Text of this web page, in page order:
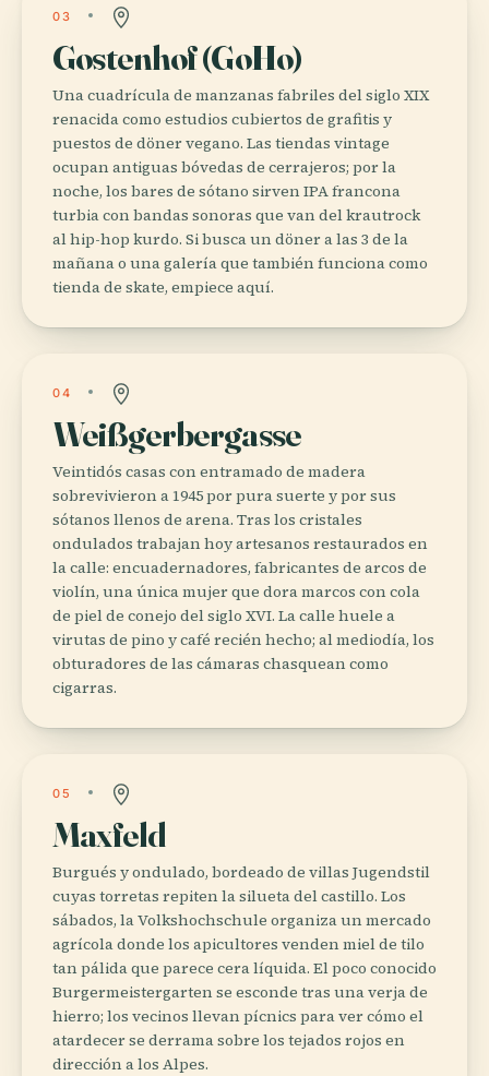
03
Gostenhof (GoHo)
Una cuadrícula de manzanas fabriles del siglo XIX
renacida como estudios cubiertos de grafitis y
puestos de döner vegano. Las tiendas vintage
ocupan antiguas bóvedas de cerrajeros; por la
noche, los bares de sótano sirven IPA francona
turbia con bandas sonoras que van del krautrock
al hip-hop kurdo. Si busca un döner a las 3 de la
mañana o una galería que también funciona como
tienda de skate, empiece aquí.
04
Weißgerbergasse
Veintidós casas con entramado de madera
sobrevivieron a 1945 por pura suerte y por sus
sótanos llenos de arena. Tras los cristales
ondulados trabajan hoy artesanos restaurados en
la calle: encuadernadores, fabricantes de arcos de
violín, una única mujer que dora marcos con cola
de piel de conejo del siglo XVI. La calle huele a
virutas de pino y café recién hecho; al mediodía, los
obturadores de las cámaras chasquean como
cigarras.
05
Maxfeld
Burgués y ondulado, bordeado de villas Jugendstil
cuyas torretas repiten la silueta del castillo. Los
sábados, la Volkshochschule organiza un mercado
agrícola donde los apicultores venden miel de tilo
tan pálida que parece cera líquida. El poco conocido
Burgermeistergarten se esconde tras una verja de
hierro; los vecinos llevan pícnics para ver cómo el
atardecer se derrama sobre los tejados rojos en
dirección a los Alpes.